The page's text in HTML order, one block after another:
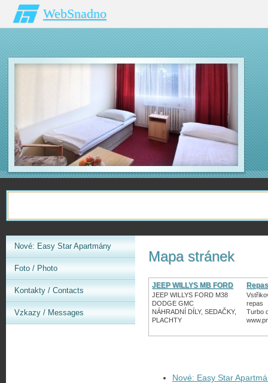
WebSnadno
Mapa stránek
JEEP WILLYS MB FORD
GPW
JEEP WILLYS FORD M38
DODGE GMC
NÁHRADNÍ DÍLY, SEDAČKY,
PLACHTY
repas
Turbo
Nové: Easy Star
Nové: Easy Star Apartmány
Foto / Photo
Kontakty / Contacts
Vzkazy / Messages